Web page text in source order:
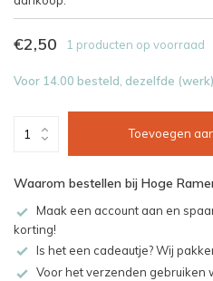
€2,50 1 producten op voorraad
Voor 14.00 besteld, dezelfde
Toevoegen
Waarom bestellen bij Hoge
Maak een account aan en
korting!
Is het een cadeautje? Wij
Voor het verzenden gebruiken